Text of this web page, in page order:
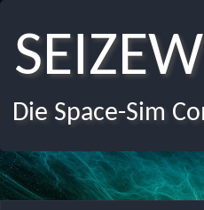
Die Space-Sim